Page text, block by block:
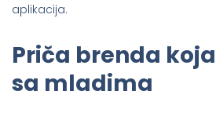
aplikacija.
Priča brenda
sa mladima